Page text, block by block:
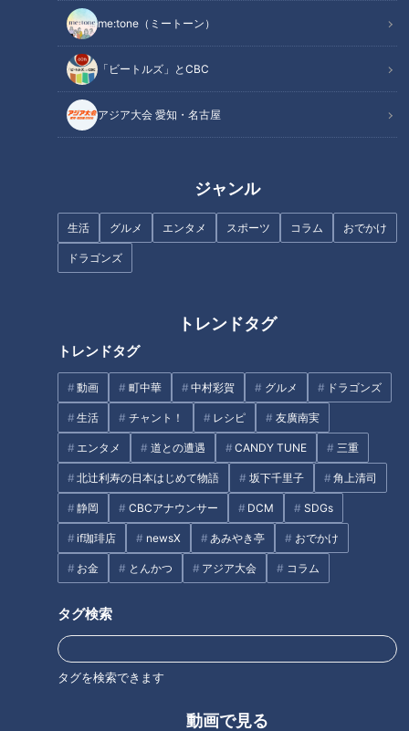
me:tone（ミートーン）
「ビートルズ」とCBC
アジア大会 愛知・名古屋
ジャンル
生活 グルメ エンタメ スポーツ コラム おでかけ
ドラゴンズ
トレンドタグ
トレンドタグ
動画 町中華 中村彩賀 グルメ ドラゴンズ
生活 チャント！ レシピ 友廣南実
エンタメ 道との遭遇 CANDY TUNE 三重
北辻利寿の日本はじめて物語 坂下千里子 角上清司
静岡 CBCアナウンサー DCM SDGs
if珈琲店 newsX あみやき亭 おでかけ
お金 とんかつ アジア大会 コラム
タグ検索
タグを検索できます
動画で見る
家族で描く“異例の”忠臣蔵
向田邦子さん40年前の別れ
オススメ関連コンテンツ
田中邦衛さんと『北の国から』
さだまさしさんの澄んだ歌声が流れると、思わず北海道・富良
野の風景が目に浮かぶ。フジテレビのドラマ『北の国から』。
父親・黒板五郎役を演じた俳優・田中邦衛さんの訃報が届い
た。享年88歳。
ある。倉本聰さんの脚本、純と蛍、2人の幼い子どもを連れて
富良野に移り住み、大自然の中で暮らしを始める。
不器用で頑固、しかし強い芯の通った父親。あふれんばかりの
愛情は、子どもたちはもちろん、富良野で暮らす人たちにも注
がれる。1981年の連続ドラマ終了後も2002年まで8本のスペ
シャルドラマが制作された。日本ドラマ史に残る名作だ。
感涙必至！父と子の名シーン